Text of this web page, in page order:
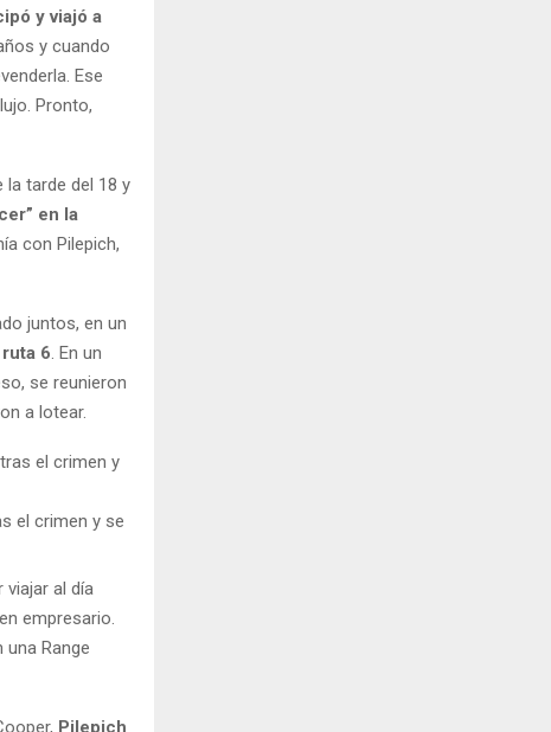
y viajó a
y cuando
Ese
Pronto,
la tarde del 18 y
en la
con Pilepich,
juntos, en un
6. En un
se reunieron
a lotear.
el crimen y se
viajar al día
empresario.
una Range
Pilepich